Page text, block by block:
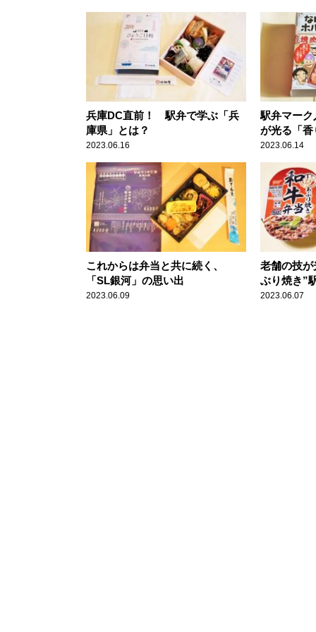
兵庫DC直前！ 駅弁で学ぶ「兵
庫県」とは？
2023.06.16
駅弁マー
が光る「
のホルモ
2023.06.14
これからは弁当と共に続く、
「SL銀河」の思い出
2023.06.09
老舗の技が
ぶり焼き”
2023.06.07